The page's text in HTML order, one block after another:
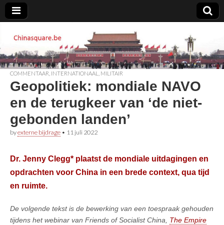
Chinasquare.be
COMMENTAAR INTERNATIONAAL MILITAIR
Geopolitiek: mondiale NAVO
en de terugkeer van ‘de niet-
gebonden landen’
byexterne bijdrage • 11 juli 2022
Dr. Jenny Clegg* plaatst de mondiale uitdagingen en
opdrachten voor China in een brede context, qua tijd
en ruimte.
De volgende tekst is de bewerking van een toespraak gehouden
tijdens het webinar van Friends of Socialist China, The Empire